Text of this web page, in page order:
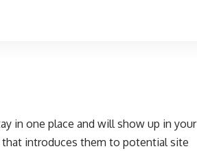
in one place and will show up in your
introduces them to potential site